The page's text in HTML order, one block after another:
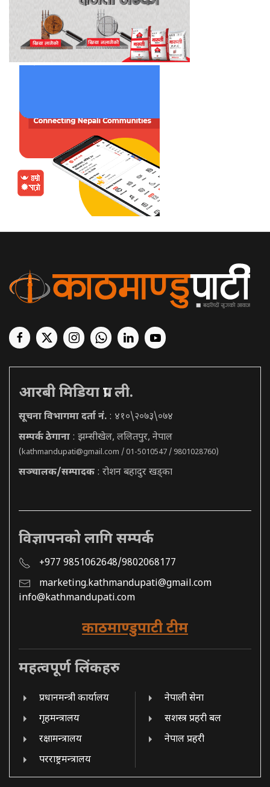
आरबी मिडिया प्रा. ली.
सूचना विभागमा दर्ता नं. : ४१०\२०७३\०७४
सम्पर्क ठेगाना : झम्सीखेल, ललितपुर, नेपाल
(kathmandupati@gmail.com / 01-5010547 / 9801028760)
सञ्चालक/सम्पादक : रोशन बहादुर खड्का
विज्ञापनको लागि सम्पर्क
+977 9851062648/9802068177
marketing.kathmandupati@gmail.com
info@kathmandupati.com
काठमाण्डुपाटी टीम
महत्वपूर्ण लिंकहरु
प्रधानमन्त्री कार्यालय
गृहमन्त्रालय
रक्षामन्त्रालय
परराष्ट्रमन्त्रालय
नेपाली सेना
सशस्त्र प्रहरी बल
नेपाल प्रहरी